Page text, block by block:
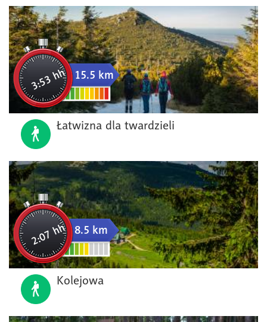
3:53 hh 15.5 km
Łatwizna dla twardzieli
2:07 hh 8.5 km
Kolejowa